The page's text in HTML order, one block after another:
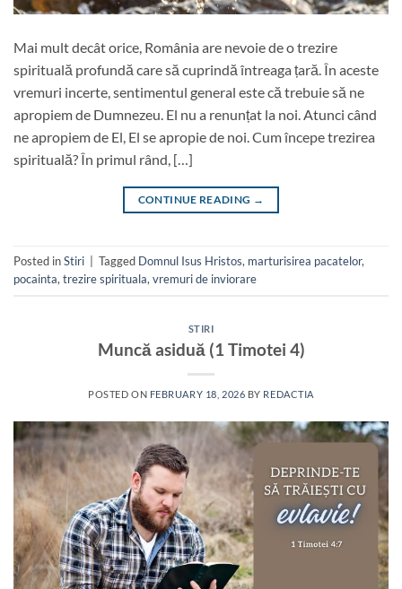
Mai mult decât orice, România are nevoie de o trezire
spirituală profundă care să cuprindă întreaga țară. În aceste
vremuri incerte, sentimentul general este că trebuie să ne
apropiem de Dumnezeu. El nu a renunțat la noi. Atunci când
ne apropiem de El, El se apropie de noi. Cum începe trezirea
spirituală? În primul rând, […]
CONTINUE READING →
Posted inStiri Tagged Domnul Isus Hristos, marturisirea pacatelor,
pocainta,trezire spirituala,vremuri de inviorare
STIRI
Muncă asiduă (1 Timotei 4)
POSTED ON FEBRUARY 18, 2026 BY REDACTIA